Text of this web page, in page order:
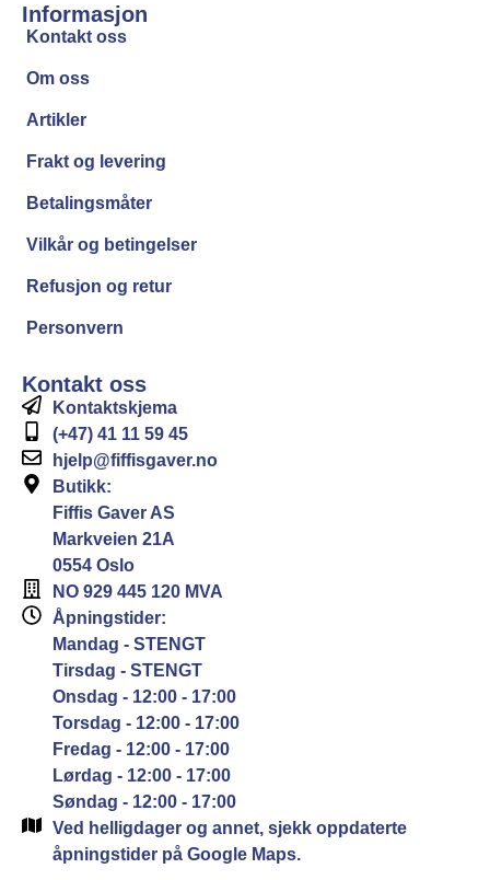
Informasjon
Kontakt oss
Om oss
Artikler
Frakt og levering
Betalingsmåter
Vilkår og betingelser
Refusjon og retur
Personvern
Kontakt oss
Kontaktskjema
(+47) 41 11 59 45
hjelp@fiffisgaver.no
Butikk:
Fiffis Gaver AS
Markveien 21A
0554 Oslo
NO 929 445 120 MVA
Åpningstider:
Mandag - STENGT
Tirsdag - STENGT
Onsdag - 12:00 - 17:00
Torsdag - 12:00 - 17:00
Fredag - 12:00 - 17:00
Lørdag - 12:00 - 17:00
Søndag - 12:00 - 17:00
Ved helligdager og annet, sjekk oppdaterte
åpningstider på Google Maps.